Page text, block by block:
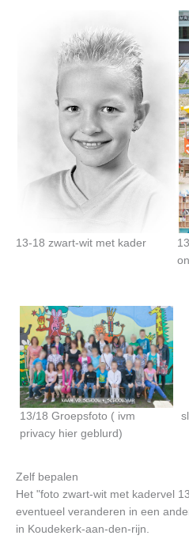
13-18 zwart-wit met kader
13/18 Groepsfoto ( ivm
privacy hier geblurd)
Zelf bepalen
Het "foto zwart-wit met kadervel
eventueel veranderen in een
in Koudekerk-aan-den-rijn.